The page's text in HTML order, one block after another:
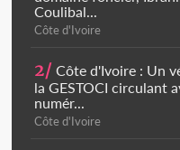
Coulibal...
Côte d'Ivoire
2/ Côte d'Ivoire : Un
la GESTOCI circulant
numér...
Côte d'Ivoire